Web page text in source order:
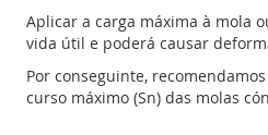
Aplicar a carga máxima à mola
vida útil e poderá causar
Por conseguinte,
curso máximo (Sn) das molas